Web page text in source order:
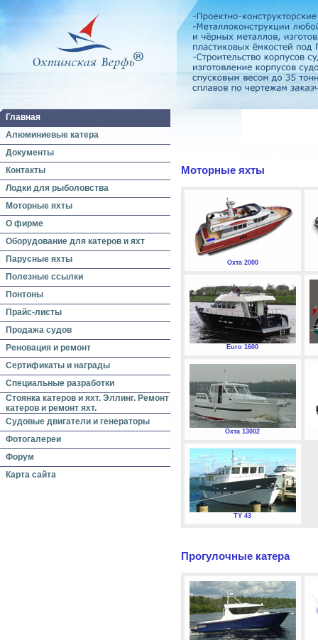
Главная
Алюминиевые катера
Документы
Контакты
Лодки для рыболовства
Моторные яхты
О фирме
Оборудование для катеров и яхт
Парусные яхты
Полезные ссылки
Понтоны
Прайс-листы
Продажа судов
Реновация и ремонт
Сертификаты и награды
Специальные разработки
Стоянка катеров и яхт. Эллинг. Ремонт
катеров и ремонт яхт.
Судовые двигатели и генераторы
Фотогалереи
Форум
Карта сайта
Моторные яхты
Охта 2000
Euro 1600
Охта 13002
TY 43
Прогулочные катера